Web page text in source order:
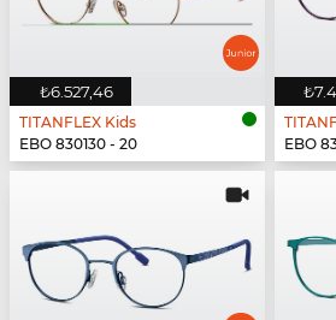
₺6.527,46
TITANFLEX Kids
EBO 830130 - 20
EBO